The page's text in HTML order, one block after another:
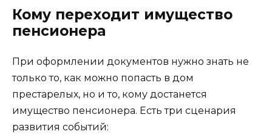
Кому переходит имущество
пенсионера
При оформлении документов нужно знать не
только то, как можно попасть в дом
престарелых, но и то, кому достанется
имущество пенсионера. Есть три сценария
развития событий: